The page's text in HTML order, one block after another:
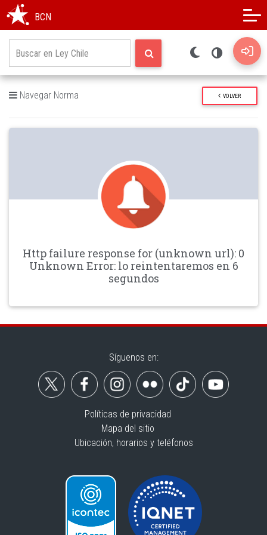
BCN
Navegar Norma VOLVER
Http failure response for (unknown url): 0
Unknown Error: lo reintentaremos en 6
segundos
Síguenos en:
Políticas de privacidad
Mapa del sitio
Ubicación, horarios y teléfonos